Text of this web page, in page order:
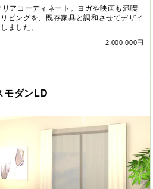
アコーディネート。ヨガや映画も満喫
ビングを、既存家具と調和させてデザイ
ました。
2,000,000円
モダンLD